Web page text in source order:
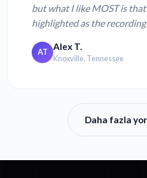
but what I like MOST is
highlighted as the
AT Alex T.
Knoxville, Tennessee
Daha fazla